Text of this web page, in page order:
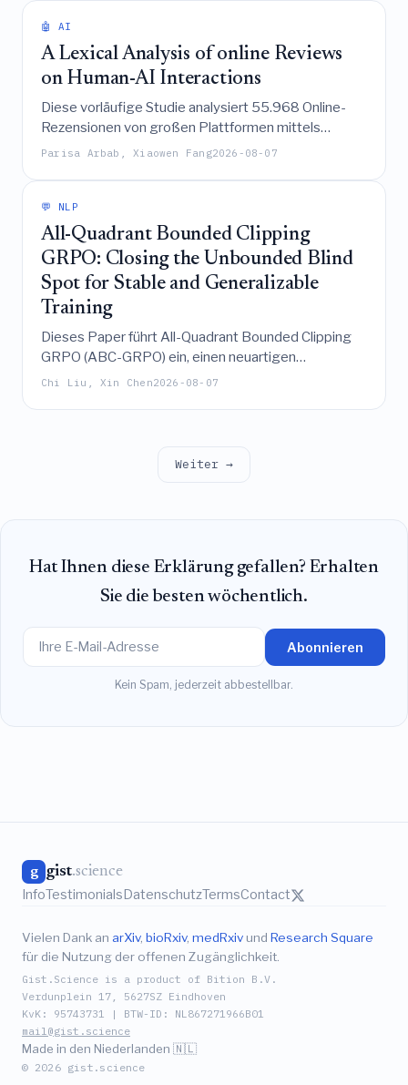
die Komplexität erheblich reduziert und fachlich
fundierte Ergebnisse erzielt werden, um
ressourcenbeschränkten Organisationen die
Einführung von Secure-by-Design-Praktiken zu
ermöglichen.
🤖 AI
A Lexical Analysis of online Reviews
on Human-AI Interactions
Diese vorläufige Studie analysiert 55.968 Online-
Rezensionen von großen Plattformen mittels
lexikalischer und faktorieller Analysen, um die
die Entwicklung benutzerzentrierter KI-Systeme zu
unterstützen.
Parisa Arbab, Xiaowen Fang2026-08-07
💬 NLP
All-Quadrant Bounded Clipping
GRPO: Closing the Unbounded Blind
Spot for Stable and Generalizable
Training
Dieses Paper führt All-Quadrant Bounded Clipping
GRPO (ABC-GRPO) ein, einen neuartigen
Reinforcement-Learning-Algorithmus, der die
um ein stabiles, hoch-entropisches Training sowie
Chi Liu, Xin Chen2026-08-07
Weiter →
Hat Ihnen diese Erklärung gefallen? Erhalten
Sie die besten wöchentlich.
Abonnieren
Kein Spam, jederzeit abbestellbar.
g gist.science
InfoTestimonialsDatenschutzTermsContact
Vielen Dank an arXiv, bioRxiv, medRxiv und Research Square
für die Nutzung der offenen Zugänglichkeit.
Gist.Science is a product of Bition B.V.
Verdunplein 17, 5627SZ Eindhoven
KvK: 95743731 | BTW-ID: NL867271966B01
mail@gist.science
Made in den Niederlanden 🇳🇱
© 2026 gist.science